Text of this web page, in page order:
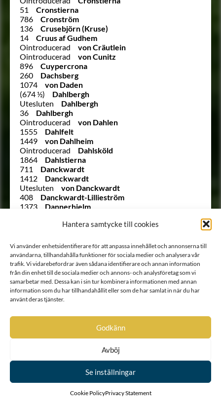
Hantera samtycke till cookies
Vi använder enhetsidentifierare för att anpassa innehållet och annonserna till
användarna, tillhandahålla funktioner för sociala medier och analysera vår
trafik. Vi vidarebefordrar även sådana identifierare och annan information
från din enhet till de sociala medier och annons- och analysföretag som vi
samarbetar med. Dessa kan i sin tur kombinera informationen med annan
information som du har tillhandahållit eller som de har samlat in när du har
använt deras tjänster.
Godkänn
Avböj
Se inställningar
Cookie PolicyPrivacy Statement
51
Cronstierna
786
Cronström
136
Crusebjörn (Kruse)
14
Cruus af Gudhem
Ointroducerad
von Cräutlein
Ointroducerad
von Cunitz
896
Cuypercrona
260
Dachsberg
1074
von Daden
(674 ½)
Dahlbergh
Utesluten
Dahlbergh
36
Dahlbergh
Ointroducerad
von Dahlen
1555
Dahlfelt
1449
von Dahlheim
Ointroducerad
Dahlsköld
1864
Dahlstierna
711
Danckwardt
1412
Danckwardt
Utesluten
von Danckwardt
408
Danckwardt-Lillieström
1373
Dannerhielm
de Behm
944
de Besche
1253
de Besche
1300
de Besche
1472
de Briant
1136
de Corroset
538
de Courtin
1375
de Frietzcky
291
De Geer
Degerfeldt
769
von der Deilen
de la Grange
551
de Laignier
de la Motte